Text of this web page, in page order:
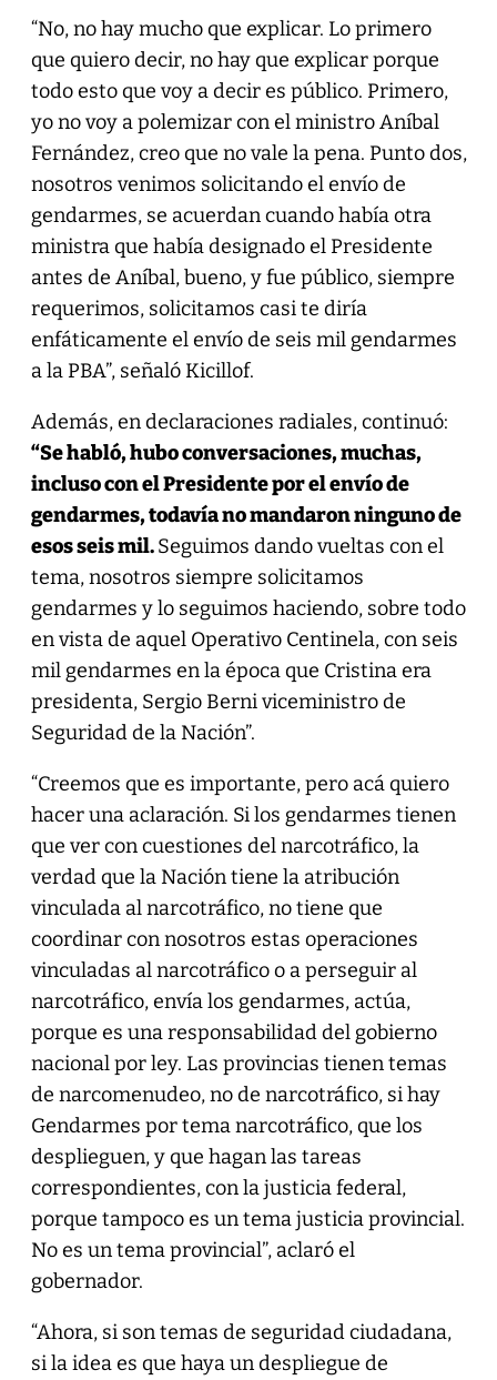
“No, no hay mucho que explicar. Lo primero
que quiero decir, no hay que explicar porque
todo esto que voy a decir es público. Primero,
yo no voy a polemizar con el ministro Aníbal
Fernández, creo que no vale la pena. Punto dos,
nosotros venimos solicitando el envío de
gendarmes, se acuerdan cuando había otra
ministra que había designado el Presidente
antes de Aníbal, bueno, y fue público, siempre
requerimos, solicitamos casi te diría
enfáticamente el envío de seis mil gendarmes
a la PBA”, señaló Kicillof.
Además, en declaraciones radiales, continuó:
“Se habló, hubo conversaciones, muchas,
incluso con el Presidente por el envío de
gendarmes, todavía no mandaron ninguno de
esos seis mil.Seguimos dando vueltas con el
tema, nosotros siempre solicitamos
gendarmes y lo seguimos haciendo, sobre todo
en vista de aquel Operativo Centinela, con seis
mil gendarmes en la época que Cristina era
presidenta, Sergio Berni viceministro de
Seguridad de la Nación”.
“Creemos que es importante, pero acá quiero
hacer una aclaración. Si los gendarmes tienen
que ver con cuestiones del narcotráfico, la
verdad que la Nación tiene la atribución
vinculada al narcotráfico, no tiene que
coordinar con nosotros estas operaciones
vinculadas al narcotráfico o a perseguir al
narcotráfico, envía los gendarmes, actúa,
porque es una responsabilidad del gobierno
nacional por ley. Las provincias tienen temas
de narcomenudeo, no de narcotráfico, si hay
Gendarmes por tema narcotráfico, que los
desplieguen, y que hagan las tareas
correspondientes, con la justicia federal,
porque tampoco es un tema justicia provincial.
No es un tema provincial”, aclaró el
gobernador.
“Ahora, si son temas de seguridad ciudadana,
si la idea es que haya un despliegue de